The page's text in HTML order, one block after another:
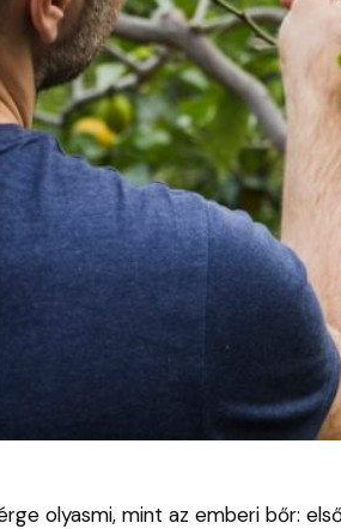
olyasmi, mint az emberi bőr: